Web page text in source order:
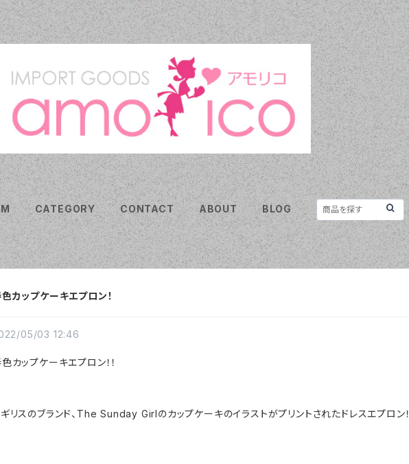
CATEGORY CONTACT ABOUT BLOG
カップケーキエプロン！
05/03 12:46
カップケーキエプロン！！
リスのブランド、The Sunday Girlのカップケーキのイラストがプリントされたドレスエプロン！